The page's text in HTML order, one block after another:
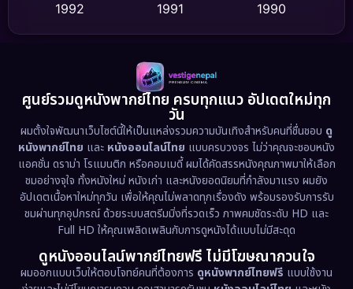
Detective สืบสวน (75)
Disaster (13)
Disney+ (5)
Documentary สารคดี (93)
Drama ดราม่า (1,486)
Dystopian (17)
Emotional (61)
1992
1991
1990
1989
1988
1986
1983
1978
1974
1962
ศูนย์รวมดูหนังพากย์ไทย ครบทุกแนว อัปเดตใหม่ทุก
วัน
ผมตั้งใจพัฒนาเว็บไซต์นี้ให้เป็นแหล่งรวมความบันเทิงสำหรับคนที่ชื่นชอบ ดู
หนังพากย์ไทย และ หนังออนไลน์ไทย แบบครบวงจร ไม่ว่าคุณจะชอบหนัง
แอคชั่น ดราม่า โรแมนติก หรือคอมเมดี้ ผมได้คัดสรรหนังคุณภาพมาให้เลือก
ชมอย่างจุใจ ทั้งหนังใหม่ หนังเก่า และหนังยอดนิยมที่กำลังมาแรง ผมยัง
อัปเดตเนื้อหาใหม่ทุกวัน เพื่อให้คุณไม่พลาดทุกเรื่องดัง พร้อมรองรับการรับ
ชมผ่านทุกอุปกรณ์ ด้วยระบบสตรีมมิ่งที่รวดเร็ว ภาพคมชัดระดับ HD และ
Full HD ให้คุณเพลิดเพลินกับการดูหนังได้แบบไม่มีสะดุด
ดูหนังออนไลน์พากย์ไทยฟรี ไม่มีโฆษณากวนใจ
ผมออกแบบเว็บให้ตอบโจทย์คนที่ต้องการ ดูหนังพากย์ไทยฟรี แบบใช้งาน